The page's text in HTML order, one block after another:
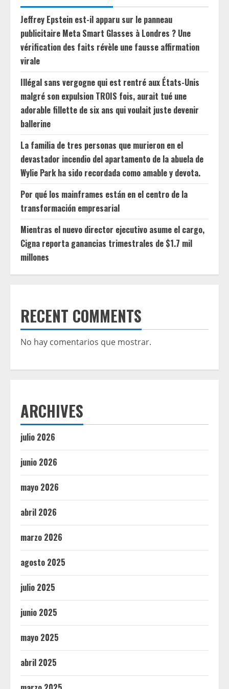
Jeffrey Epstein est-il apparu sur le panneau
publicitaire Meta Smart Glasses à Londres ? Une
vérification des faits révèle une fausse affirmation
virale
Illégal sans vergogne qui est rentré aux États-Unis
malgré son expulsion TROIS fois, aurait tué une
adorable fillette de six ans qui voulait juste devenir
ballerine
La familia de tres personas que murieron en el
devastador incendio del apartamento de la abuela de
Wylie Park ha sido recordada como amable y devota.
Por qué los mainframes están en el centro de la
transformación empresarial
Mientras el nuevo director ejecutivo asume el cargo,
Cigna reporta ganancias trimestrales de $1.7 mil
millones
RECENT COMMENTS
No hay comentarios que mostrar.
ARCHIVES
julio 2026
junio 2026
mayo 2026
abril 2026
marzo 2026
agosto 2025
julio 2025
junio 2025
mayo 2025
abril 2025